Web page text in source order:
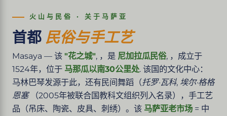
火山与民俗 · 关于马萨亚
首都 民俗与手工艺
Masaya — 该 "花之城", ，是 尼加拉瓜民俗, ，成立于
1524年，位于 马那瓜以南30公里处. 该国的文化中心：
马林巴琴发源于此，还有民间舞蹈（托罗·瓦科, 埃尔·格格
恩塞（2005年被联合国教科文组织列入名录），手工艺
品（吊床、陶瓷、皮具、刺绣）。该 马萨亚老市场 = 中